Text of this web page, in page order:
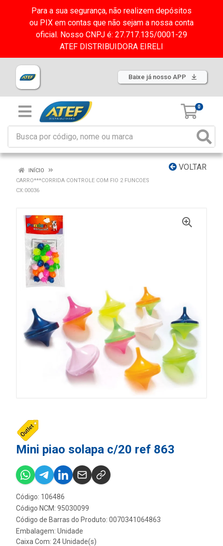
Para a sua segurança, não realizem depósitos
ou PIX em contas que não sejam a nossa conta
oficial. Nosso CNPJ é: 27.717.135/0001-29
ATEF DISTRIBUIDORA EIRELI
Baixe já nosso APP
0
VOLTAR
INÍCIO
CARRO***CORRIDA CONTROLE COM FIO 2 FUNCOES
CX:00036
Mini piao solapa c/20 ref 863
Código: 106486
Código NCM: 95030099
Código de Barras do Produto: 0070341064863
Embalagem: Unidade
Caixa Com: 24 Unidade(s)